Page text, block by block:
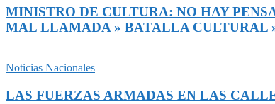
MINISTRO DE CULTURA: NO HAY
MAL LLAMADA » BATALLA CULTURAL
Noticias Nacionales
LAS FUERZAS ARMADAS EN LAS